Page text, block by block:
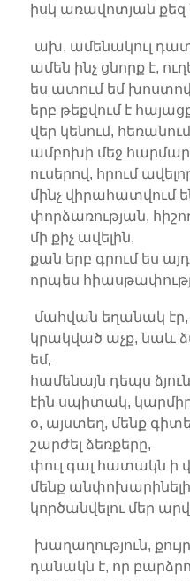
իսկ առավոտյան քեզ
ախ, ամենակուլ
ամեն ինչ ցնորք է,
ես ատում եմ
երբ թեքվում է
վեր կենում,
ամբոխի մեջ հարմար
ուսերով, հրում
մինչ վիրահատվում
փորձառության,
մի քիչ ավելին,
քան երբ գրում ես
որպես
մահվան եղանակ էր,
կրակված աչք, նաև
եմ,
համենայն դեպս
էին սպիտակ,
օ, այստեղ, մենք
շարժել ձեռքերը,
փուլ գալ հատակն ի
մենք
կործանվելու մեր
խաղաղություն,
դանակն է, որ